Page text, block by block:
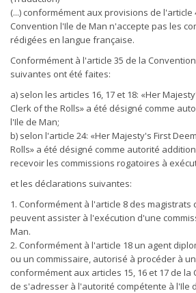
(...) conformément aux provisions de l'article
Convention l'Ile de Man n'accepte pas les
rédigées en langue française.
Conformément à l'article 35 de la
suivantes ont été faites:
a) selon les articles 16, 17 et 18: «Her
Clerk of the Rolls» a été désigné comme
l'Ile de Man;
b) selon l'article 24: «Her Majesty's First
Rolls» a été désigné comme autorité
recevoir les commissions rogatoires à
et les déclarations suivantes:
1. Conformément à l'article 8 des
peuvent assister à l'exécution d'une
Man.
2. Conformément à l'article 18 un agent
ou un commissaire, autorisé à procéder à
conformément aux articles 15, 16 et 17 de
de s'adresser à l'autorité compétente à l'Ile